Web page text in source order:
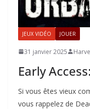
JEUX VIDÉO JOUER
31 janvier 2025
Early
Si vous êtes vieux
vous rappelez de